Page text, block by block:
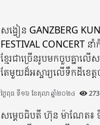
សង្វៀន GANZBERG
FESTIVAL CONCERT ន
ខ្មែរជាច្រើនរូបមកចួបគ្នាលើស
តែមួយដ៏អស្ចារ្យលើទឹកដីខេត្
ថ្ងៃពុធ ទី១៦ ខែតុលា ឆ្នាំ២០២៤
សម្តេចធិបតី ហ៊ុន ម៉ាណែត៖ ទិ